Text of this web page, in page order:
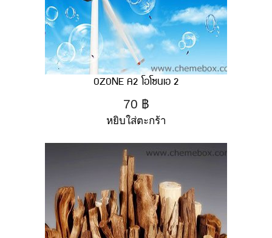
OZONE A2 โอโซนเอ 2
70 ฿
หยิบใส่ตะกร้า